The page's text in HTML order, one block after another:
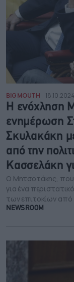
BIG MOUTH
Η ενόχληση
ενημέρωση
Σκυλακάκη
από την
Κασσελάκη
Ο Μητσοτάκης, που
για ένα
των επιτοκίων από
NEWSROOM